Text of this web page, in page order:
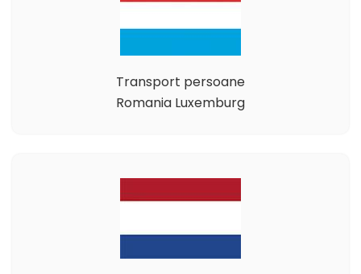
Transport persoane
Romania Luxemburg